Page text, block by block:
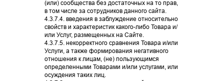
(или) сообщества без достаточных на то прав,
в том числе за сотрудников данного сайта.
4.3.7.4. введения в заблуждение относительно
свойств и характеристик какого-либо Товара и/
или Услуг, размещенных на Сайте.
4.3.7.5. некорректного сравнения Товара и/или
Услуги, а также формирования негативного
отношения к лицам, (не) пользующимся
определенными Товарами и/или услугами, или
осуждения таких лиц.